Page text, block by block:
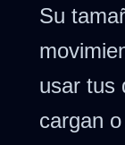
Su
usar tus
cargan